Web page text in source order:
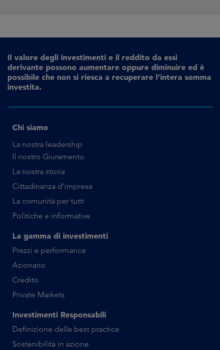
Il valore degli investimenti e il reddito da essi
derivante possono aumentare oppure diminuire ed è
possibile che non si riesca a recuperare l’intera somma
investita.
Chi siamo
La nostra leadership
Il nostro Giuramento
La nostra storia
Cittadinanza d’impresa
La comunità per tutti
Politiche e informative
La gamma di investimenti
Prezzi e performance
Azionario
Credito
Private Markets
Investimenti Responsabili
Definizione delle best practice
Sostenibilità in azione